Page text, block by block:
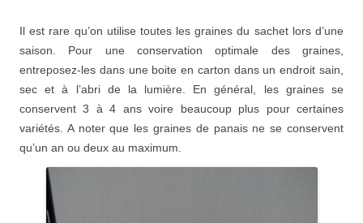
Il est rare qu’on utilise toutes les graines du sachet lors d’une
saison. Pour une conservation optimale des graines,
entreposez-les dans une boite en carton dans un endroit sain,
sec et à l’abri de la lumière. En général, les graines se
conservent 3 à 4 ans voire beaucoup plus pour certaines
variétés. A noter que les graines de panais ne se conservent
qu’un an ou deux au maximum.